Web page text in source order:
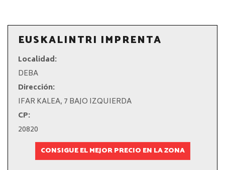
EUSKALINTRI IMPRENTA
Localidad:
DEBA
Dirección:
IFAR KALEA, 7 BAJO IZQUIERDA
CP:
20820
CONSIGUE EL MEJOR PRECIO EN LA ZONA